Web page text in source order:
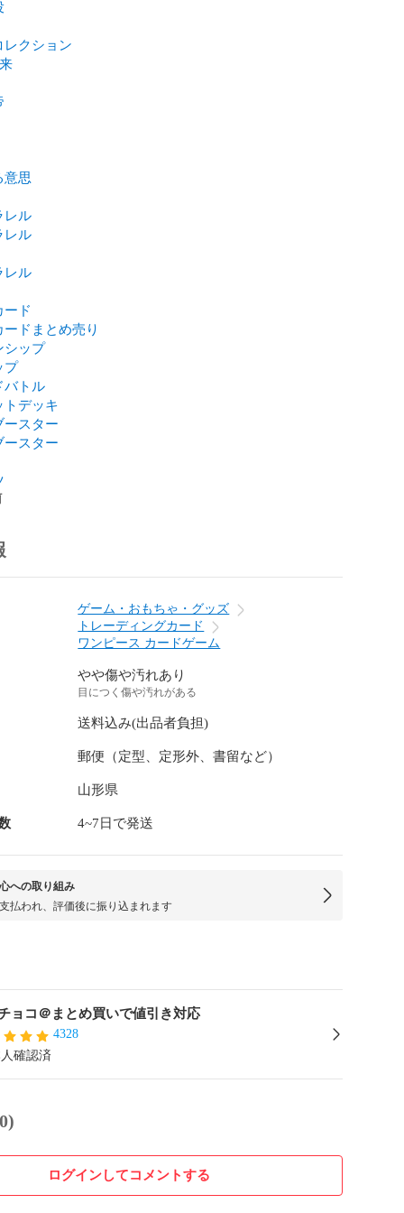
クション
意思
レル
レル
レル
ド
ドまとめ売り
シップ
プ
バトル
デッキ
スター
スター
ゲーム・おもちゃ・グッズ
トレーディングカード
ワンピース カードゲーム
やや傷や汚れあり
目につく傷や汚れがある
送料込み(出品者負担)
郵便（定型、定形外、書留など）
山形県
4~7日で発送
への取り組み
払われ、評価後に振り込まれます
ョコ＠まとめ買いで値引き対応
4328
確認済
ログインしてコメントする